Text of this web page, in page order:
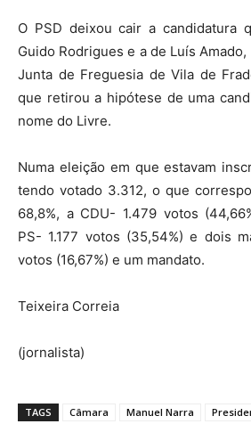
O PSD deixou cair a candidatura
Guido Rodrigues e a de Luís
Junta de Freguesia de Vila de
que retirou a hipótese de uma
nome do Livre.
Numa eleição em que estavam
tendo votado 3.312, o que
68,8%, a CDU- 1.479 votos
PS- 1.177 votos (35,54%) e dois
votos (16,67%) e um mandato.
Teixeira Correia
(jornalista)
TAGS Câmara Manuel Narra